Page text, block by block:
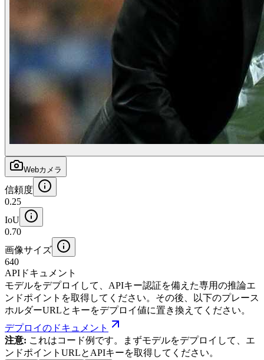
Webカメラ
信頼度
0.25
IoU
0.70
画像サイズ
640
APIドキュメント
モデルをデプロイして、APIキー認証を備えた専用の推論エ
ンドポイントを取得してください。その後、以下のプレース
ホルダーURLとキーをデプロイ値に置き換えてください。
デプロイのドキュメント
注意: これはコード例です。まずモデルをデプロイして、エ
ンドポイントURLとAPIキーを取得してください。